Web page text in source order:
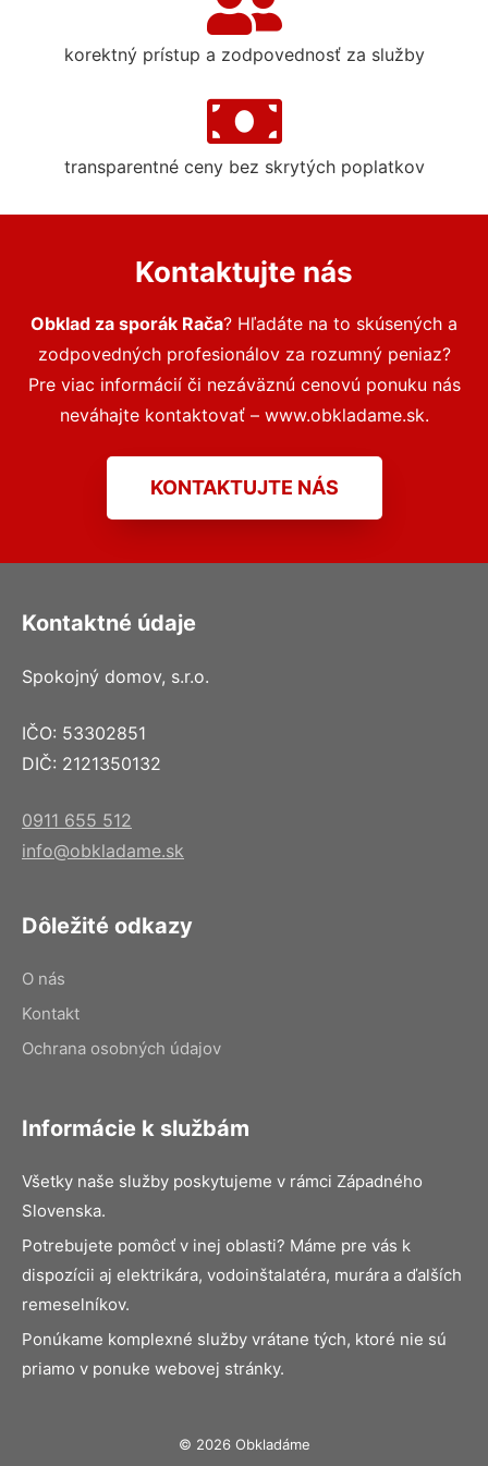
korektný prístup a zodpovednosť za služby
transparentné ceny bez skrytých poplatkov
Kontaktujte nás
Obklad za sporák Rača? Hľadáte na to skúsených a
zodpovedných profesionálov za rozumný peniaz?
Pre viac informácií či nezáväznú cenovú ponuku nás
neváhajte kontaktovať – www.obkladame.sk.
KONTAKTUJTE NÁS
Kontaktné údaje
Spokojný domov, s.r.o.
IČO: 53302851
DIČ: 2121350132
0911 655 512
info@obkladame.sk
Dôležité odkazy
O nás
Kontakt
Ochrana osobných údajov
Informácie k službám
Všetky naše služby poskytujeme v rámci Západného
Slovenska.
Potrebujete pomôcť v inej oblasti? Máme pre vás k
dispozícii aj elektrikára, vodoinštalatéra, murára a ďalších
remeselníkov.
Ponúkame komplexné služby vrátane tých, ktoré nie sú
priamo v ponuke webovej stránky.
© 2026 Obkladáme